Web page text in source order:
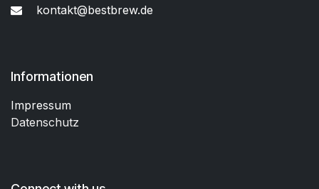
kontakt@bestbrew.de
Informationen
Impressum
Datenschutz